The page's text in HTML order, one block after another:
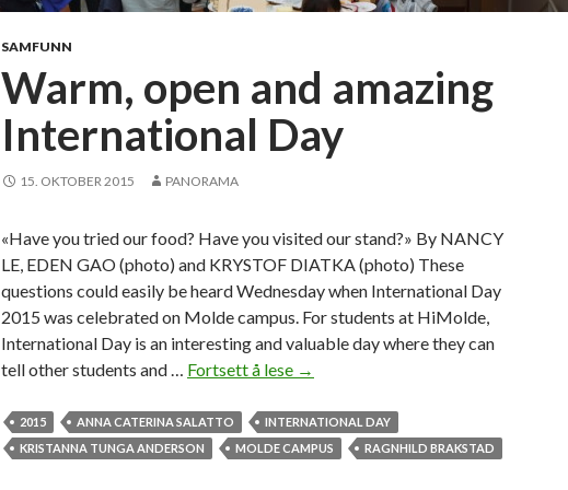
SAMFUNN
Warm, open and amazing
International Day
15. OKTOBER 2015 PANORAMA
«Have you tried our food? Have you visited our stand?» By NANCY
LE, EDEN GAO (photo) and KRYSTOF DIATKA (photo) These
questions could easily be heard Wednesday when International Day
2015 was celebrated on Molde campus. For students at HiMolde,
International Day is an interesting and valuable day where they can
tell other students and … Fortsett å lese W
r
m
→
2015 ANNA CATERINA SALATTO
INTERNATIONAL DAY
KRISTANNA TUNGA ANDERSON
MOLDE CAMPUS RAGNHILD BRAKSTAD